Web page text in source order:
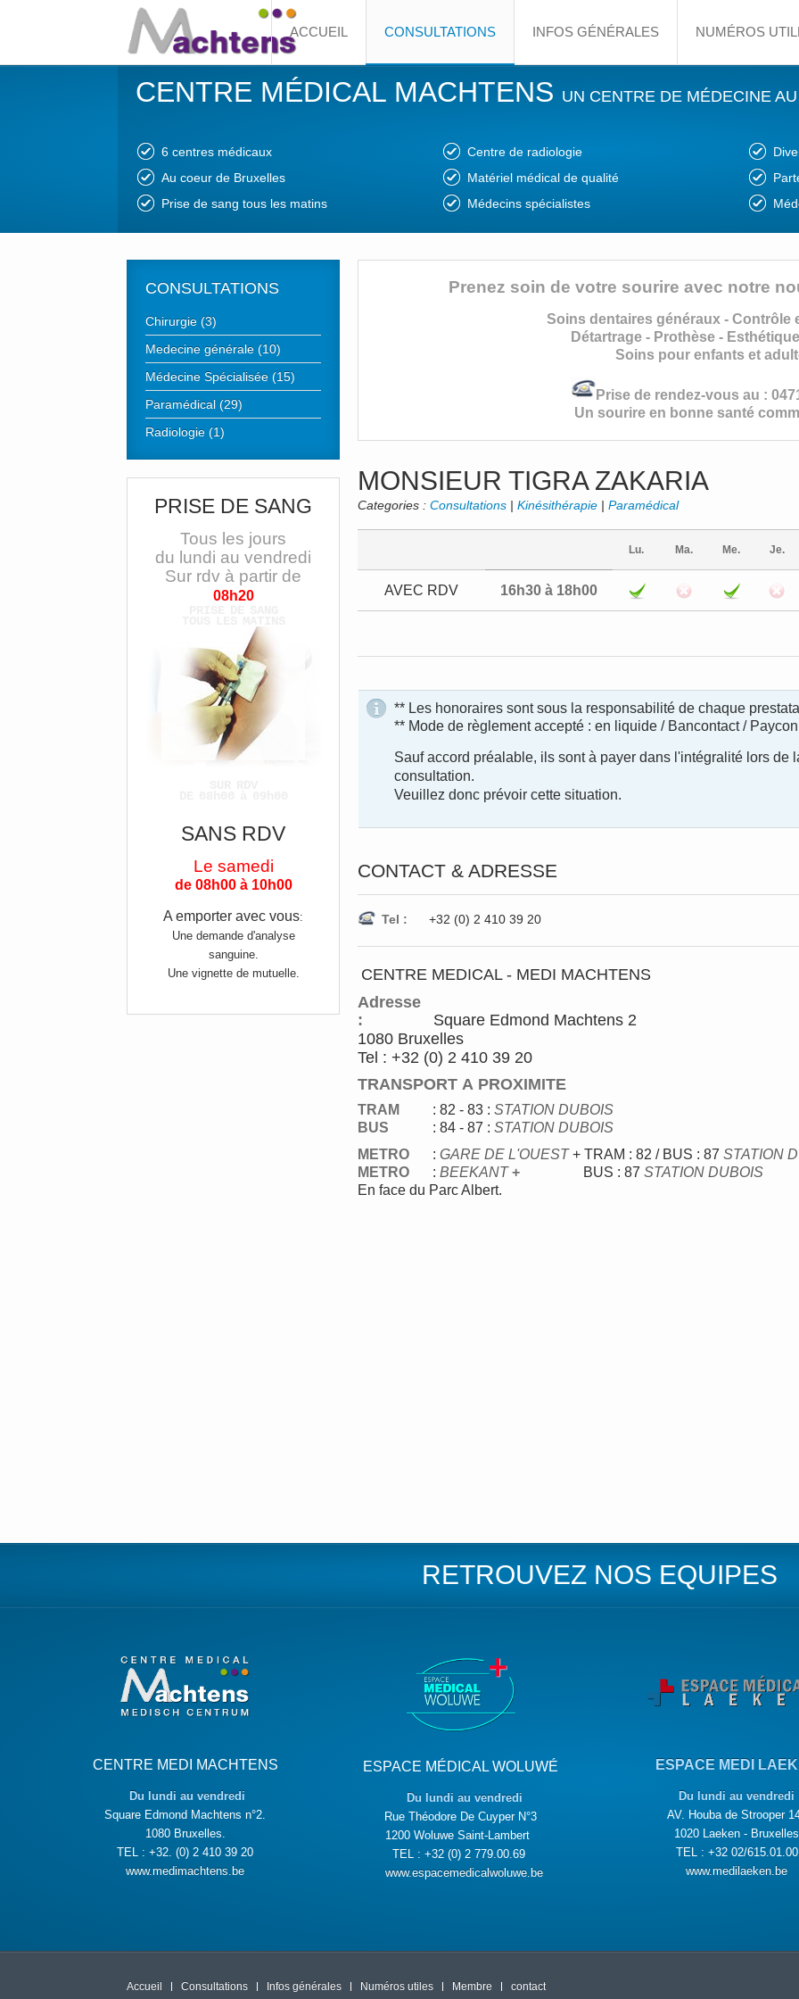
ACCUEIL CONSULTATIONS INFOS GÉNÉRALES NUMÉROS
CENTRE MÉDICAL MACHTENS UN CENTRE DE MÉDECINE
6 centres médicaux
Au coeur de Bruxelles
Prise de sang tous les matins
Centre de radiologie
Matériel médical de qualité
Médecins spécialistes
Prenez soin de votre sourire avec notre
Soins dentaires généraux - Contrôle
Détartrage - Prothèse -
Soins pour enfants et
Prise de rendez-vous au :
Un sourire en bonne santé
MONSIEUR TIGRA ZAKARIA
Categories :Consultations |Kinésithérapie |Paramédical
Lu. Ma. Me. Je.
AVEC RDV 16h30 à 18h00
** Les honoraires sont sous la responsabilité de chaque
** Mode de règlement accepté : en liquide / Bancontact /
Sauf accord préalable, ils sont à payer dans l'intégralité lors de
consultation.
Veuillez donc prévoir cette situation.
CONTACT & ADRESSE
Tel : +32 (0) 2 410 39 20
CENTRE MEDICAL - MEDI MACHTENS
Adresse
:
Square Edmond Machtens 2
1080 Bruxelles
Tel : +32 (0) 2 410 39 20
TRANSPORT A PROXIMITE
TRAM : 82 - 83 :STATION DUBOIS
BUS
: 84 - 87 :STATION DUBOIS
METRO
:GARE DE L'OUEST+ TRAM : 82 / BUS : 87STATION
METRO
:BEEKANT+ BUS : 87STATION DUBOIS
En face du Parc Albert.
CONSULTATIONS
Chirurgie (3)
Medecine générale (10)
Médecine Spécialisée (15)
Paramédical (29)
Radiologie (1)
PRISE DE SANG
Tous les jours
du lundi au vendredi
Sur rdv à partir de
08h20
SANS RDV
Le samedi
de 08h00 à 10h00
A emporter avec vous:
Une demande d'analyse
sanguine.
Une vignette de mutuelle.
RETROUVEZ NOS EQUIPES
CENTRE MEDI MACHTENS
Du lundi au vendredi
Square Edmond Machtens n°2.
1080 Bruxelles.
TEL : +32. (0) 2 410 39 20
www.medimachtens.be
ESPACE MÉDICAL WOLUWÉ
Du lundi au vendredi
Rue Théodore De Cuyper N°3
1200 Woluwe Saint-Lambert
TEL : +32 (0) 2 779.00.69
www.espacemedicalwoluwe.be
ESPACE MEDI
Du lundi au vendredi
AV. Houba de Strooper
1020 Laeken - Bruxelles
TEL : +32 02/615.01.00
www.medilaeken.be
Accueil Consultations Infos générales Numéros utiles Membre contact